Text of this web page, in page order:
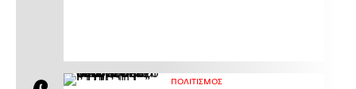
ΠΟΛΙΤΙΣΜΟΣ